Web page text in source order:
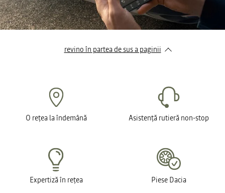
revino în partea de sus a paginii
O rețea la îndemână Asistență rutieră non-stop
Expertiză în rețea Piese Dacia